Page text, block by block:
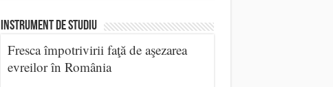
INSTRUMENT DE STUDIU
Fresca împotrivirii faţă de aşezarea
evreilor în România